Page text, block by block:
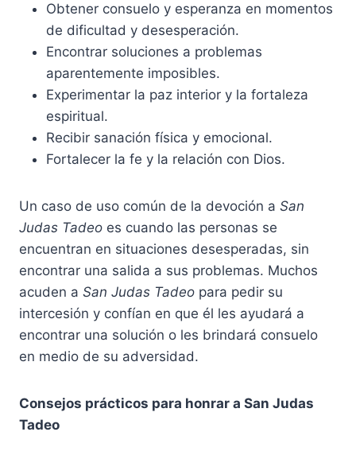
Obtener consuelo y esperanza en momentos
de dificultad y desesperación.
Encontrar soluciones a problemas
aparentemente imposibles.
Experimentar la paz interior y la fortaleza
espiritual.
Recibir sanación física y emocional.
Fortalecer la fe y la relación con Dios.
Un caso de uso común de la devoción a San
Judas Tadeo es cuando las personas se
encuentran en situaciones desesperadas, sin
encontrar una salida a sus problemas. Muchos
acuden a San Judas Tadeo para pedir su
intercesión y confían en que él les ayudará a
encontrar una solución o les brindará consuelo
en medio de su adversidad.
Consejos prácticos para honrar a San Judas
Tadeo